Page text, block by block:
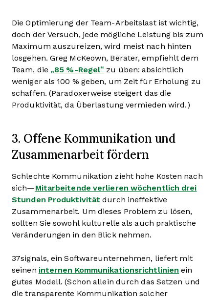
Die Optimierung der Team-Arbeitslast ist wichtig,
doch der Versuch, jede mögliche Leistung bis zum
Maximum auszureizen, wird meist nach hinten
losgehen. Greg McKeown, Berater, empfiehlt dem
Team, die „85 %-Regel“ zu üben: absichtlich
weniger als 100 % geben, um Zeit für Erholung zu
schaffen. (Paradoxerweise steigert das die
Produktivität, da Überlastung vermieden wird.)
3. Offene Kommunikation und
Zusammenarbeit fördern
Schlechte Kommunikation zieht hohe Kosten nach
sich—Mitarbeitende verlieren wöchentlich drei
Stunden Produktivität durch ineffektive
Zusammenarbeit. Um dieses Problem zu lösen,
sollten Sie sowohl kulturelle als auch praktische
Veränderungen in den Blick nehmen.
37signals, ein Softwareunternehmen, liefert mit
seinen internen Kommunikationsrichtlinien ein
gutes Modell. (Schon allein durch das Setzen und
die transparente Kommunikation solcher